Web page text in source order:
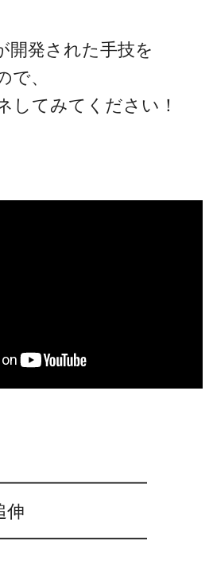
開発された手技を
で、
してみてください！
伸